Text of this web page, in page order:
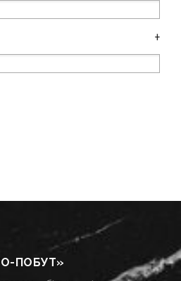
+
ПОБУТ»